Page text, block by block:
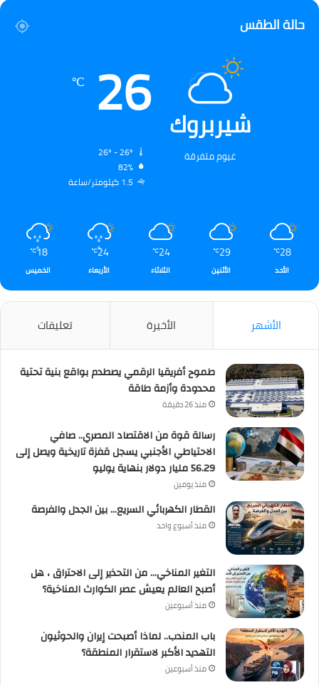
حالة الطقس
شيربروك
غيوم متفرقة
26
℃
82%
1.5 كيلومتر/ساعة
28
℃
الأحد
29
℃
الأثنين
24
℃
الثلاثاء
24
℃
الأربعاء
18
℃
الخميس
الأشهر الأخيرة تعليقات
طموح أفريقيا الرقمي يصطدم بواقع بنية تحتية
محدودة وأزمة طاقة
منذ 26 دقيقة
رسالة قوة من الاقتصاد المصري.. صافي
الاحتياطي الأجنبي يسجل قفزة تاريخية ويصل إلى
56.29 مليار دولار بنهاية يوليو
منذ يومين
القطار الكهربائي السريع… بين الجدل والفرصة
منذ أسبوع واحد
التغير المناخي… من التحذير إلى الاحتراق ، هل
أصبح العالم يعيش عصر الكوارث المناخية؟
منذ أسبوعين
باب المندب.. لماذا أصبحت إيران والحوثيون
التهديد الأكبر لاستقرار المنطقة؟
منذ أسبوعين